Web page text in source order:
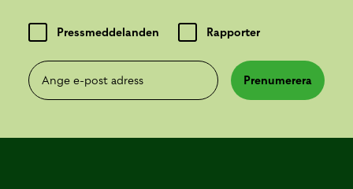
Pressmeddelanden Rapporter
Ange e-post adress
Prenumerera